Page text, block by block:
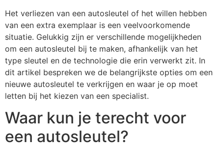
Het verliezen van een autosleutel of het willen hebben
van een extra exemplaar is een veelvoorkomende
situatie. Gelukkig zijn er verschillende mogelijkheden
om een autosleutel bij te maken, afhankelijk van het
type sleutel en de technologie die erin verwerkt zit. In
dit artikel bespreken we de belangrijkste opties om een
nieuwe autosleutel te verkrijgen en waar je op moet
letten bij het kiezen van een specialist.
Waar kun je terecht voor
een autosleutel?